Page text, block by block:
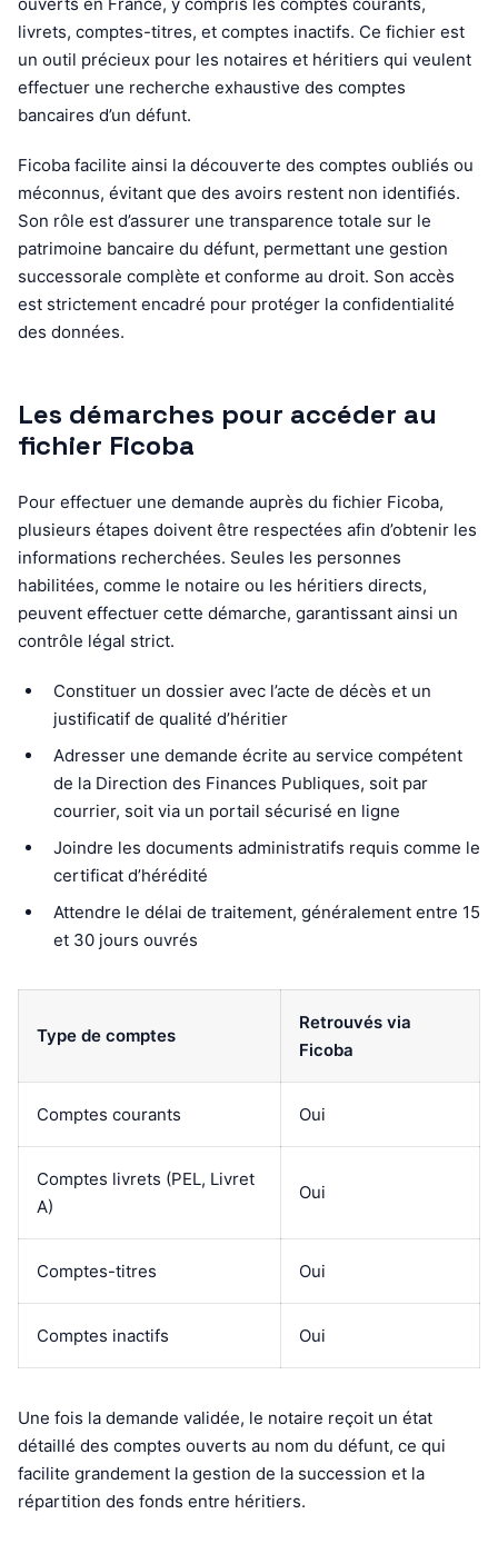
livrets, comptes-titres, et comptes inactifs. Ce fichier est
un outil précieux pour les notaires et héritiers qui veulent
effectuer une recherche exhaustive des comptes
bancaires d’un défunt.
Ficoba facilite ainsi la découverte des comptes oubliés ou
méconnus, évitant que des avoirs restent non identifiés.
Son rôle est d’assurer une transparence totale sur le
patrimoine bancaire du défunt, permettant une gestion
successorale complète et conforme au droit. Son accès
est strictement encadré pour protéger la confidentialité
des données.
Les démarches pour accéder au
fichier Ficoba
Pour effectuer une demande auprès du fichier Ficoba,
plusieurs étapes doivent être respectées afin d’obtenir les
informations recherchées. Seules les personnes
habilitées, comme le notaire ou les héritiers directs,
peuvent effectuer cette démarche, garantissant ainsi un
contrôle légal strict.
Constituer un dossier avec l’acte de décès et un
justificatif de qualité d’héritier
Adresser une demande écrite au service compétent
de la Direction des Finances Publiques, soit par
courrier, soit via un portail sécurisé en ligne
Joindre les documents administratifs requis comme le
certificat d’hérédité
Attendre le délai de traitement, généralement entre 15
et 30 jours ouvrés
Type de comptes
Retrouvés via
Ficoba
Comptes courants Oui
Comptes livrets (PEL, Livret
A)
Oui
Comptes-titres Oui
Comptes inactifs Oui
Une fois la demande validée, le notaire reçoit un état
détaillé des comptes ouverts au nom du défunt, ce qui
facilite grandement la gestion de la succession et la
répartition des fonds entre héritiers.